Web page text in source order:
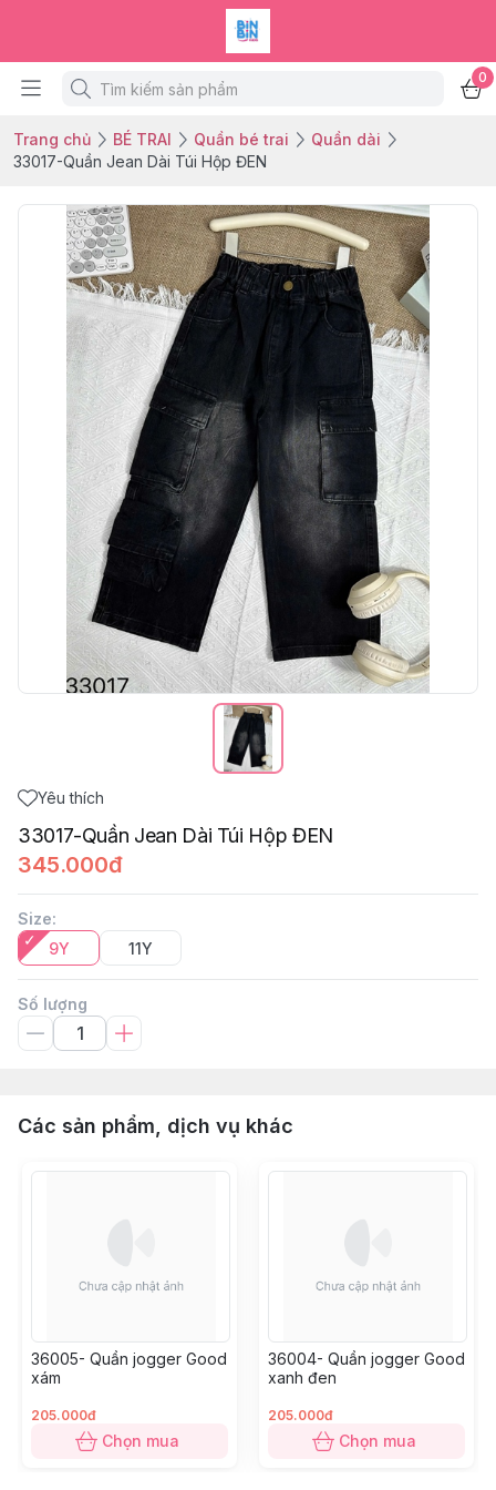
0
Trang chủ BÉ TRAI Quần bé trai
Quần dài
33017-Quần Jean Dài Túi Hộp ĐEN
Yêu thích
33017-Quần Jean Dài Túi Hộp ĐEN
345.000đ
Size:
9Y
11Y
Số lượng
Các sản phẩm, dịch vụ khác
36005- Quần jogger Good
xám
205.000đ
Chọn mua
36004- Quần jogger Good
xanh đen
205.000đ
Chọn mua